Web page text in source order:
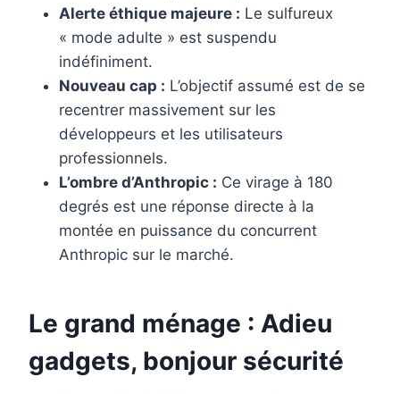
Alerte éthique majeure : Le sulfureux
« mode adulte » est suspendu
indéfiniment.
Nouveau cap : L’objectif assumé est de se
recentrer massivement sur les
développeurs et les utilisateurs
professionnels.
L’ombre d’Anthropic : Ce virage à 180
degrés est une réponse directe à la
montée en puissance du concurrent
Anthropic sur le marché.
Le grand ménage : Adieu
gadgets, bonjour sécurité